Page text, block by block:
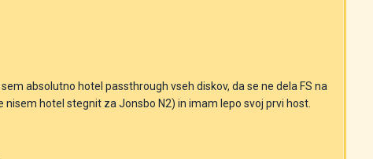
absolutno hotel passthrough vseh diskov, da se ne dela FS na
nisem hotel stegnit za Jonsbo N2) in imam lepo svoj prvi host.